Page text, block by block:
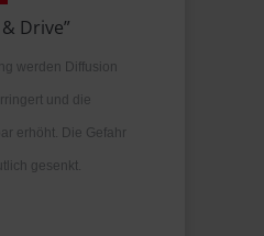
Drive”
werden Diffusion
und die
erhöht. Die Gefahr
gesenkt.